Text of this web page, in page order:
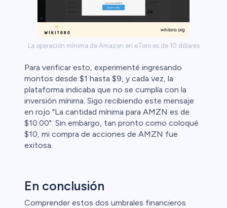
La operación mínima de Amazon en eToro es de 10 dólares
Para verificar esto, experimenté ingresando
montos desde $1 hasta $9, y cada vez, la
plataforma indicaba que no se cumplía con la
inversión mínima. Sigo recibiendo este mensaje
en rojo "La cantidad mínima para AMZN es de
$10.00". Sin embargo, tan pronto como coloqué
$10, mi compra de acciones de AMZN fue
exitosa.
En conclusión
Comprender estos dos umbrales financieros